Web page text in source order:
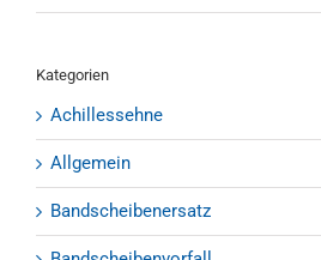
Kategorien
Achillessehne
Allgemein
Bandscheibenersatz